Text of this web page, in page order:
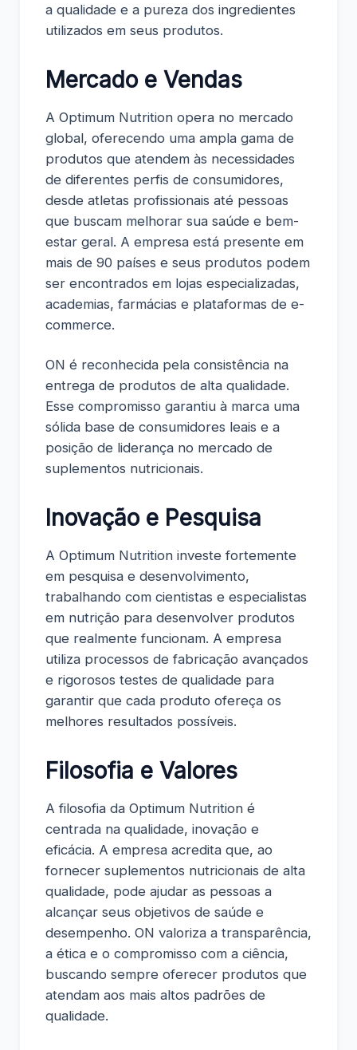
a qualidade e a pureza dos ingredientes
utilizados em seus produtos.
Mercado e Vendas
A Optimum Nutrition opera no mercado
global, oferecendo uma ampla gama de
produtos que atendem às necessidades
de diferentes perfis de consumidores,
desde atletas profissionais até pessoas
que buscam melhorar sua saúde e bem-
estar geral. A empresa está presente em
mais de 90 países e seus produtos podem
ser encontrados em lojas especializadas,
academias, farmácias e plataformas de e-
commerce.
ON é reconhecida pela consistência na
entrega de produtos de alta qualidade.
Esse compromisso garantiu à marca uma
sólida base de consumidores leais e a
posição de liderança no mercado de
suplementos nutricionais.
Inovação e Pesquisa
A Optimum Nutrition investe fortemente
em pesquisa e desenvolvimento,
trabalhando com cientistas e especialistas
em nutrição para desenvolver produtos
que realmente funcionam. A empresa
utiliza processos de fabricação avançados
e rigorosos testes de qualidade para
garantir que cada produto ofereça os
melhores resultados possíveis.
Filosofia e Valores
A filosofia da Optimum Nutrition é
centrada na qualidade, inovação e
eficácia. A empresa acredita que, ao
fornecer suplementos nutricionais de alta
qualidade, pode ajudar as pessoas a
alcançar seus objetivos de saúde e
desempenho. ON valoriza a transparência,
a ética e o compromisso com a ciência,
buscando sempre oferecer produtos que
atendam aos mais altos padrões de
qualidade.